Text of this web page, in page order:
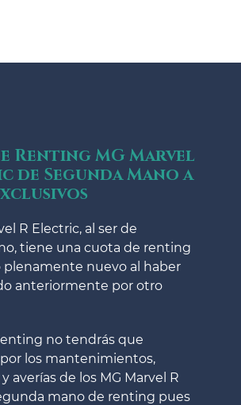
Renting MG Marvel
de Segunda Mano a
R Electric, al ser de
tiene una cuota de renting
plenamente nuevo al haber
anteriormente por otro
no tendrás que
los mantenimientos,
averías de los MG Marvel R
mano de renting pues